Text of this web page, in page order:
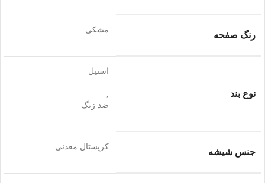
رنگ صفحه
مشکی
نوع بند
استیل
,
ضد زنگ
جنس شیشه
کریستال معدنی